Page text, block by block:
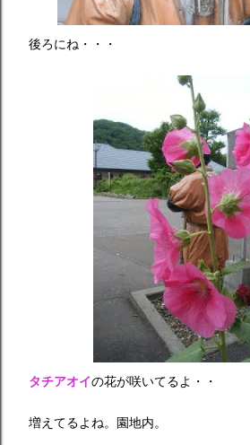
後ろにね・・・
タチアオイの花が咲いてるよ・・
増えてるよね。園地内。